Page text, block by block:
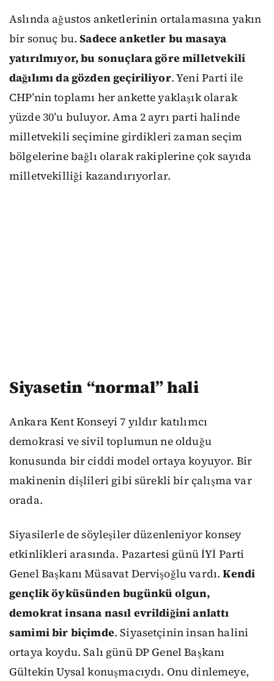
Aslında ağustos anketlerinin ortalamasına yakın
bir sonuç bu.Sadece anketler bu masaya
yatırılmıyor, bu sonuçlara göre milletvekili
dağılımı da gözden geçiriliyor. Yeni Parti ile
CHP’nin toplamı her ankette yaklaşık olarak
yüzde 30’u buluyor. Ama 2 ayrı parti halinde
milletvekili seçimine girdikleri zaman seçim
bölgelerine bağlı olarak rakiplerine çok sayıda
milletvekilliği kazandırıyorlar.
Siyasetin “normal” hali
Ankara Kent Konseyi 7 yıldır katılımcı
demokrasi ve sivil toplumun ne olduğu
konusunda bir ciddi model ortaya koyuyor. Bir
makinenin dişlileri gibi sürekli bir çalışma var
orada.
Siyasilerle de söyleşiler düzenleniyor konsey
etkinlikleri arasında. Pazartesi günü İYİ Parti
Genel Başkanı Müsavat Dervişoğlu vardı.Kendi
gençlik öyküsünden bugünkü olgun,
demokrat insana nasıl evrildiğini anlattı
samimi bir biçimde. Siyasetçinin insan halini
ortaya koydu. Salı günü DP Genel Başkanı
Gültekin Uysal konuşmacıydı. Onu dinlemeye,